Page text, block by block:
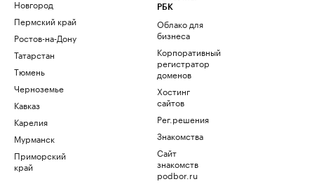
Новгород
Пермский край
Ростов-на-Дону
Татарстан
Тюмень
Черноземье
Кавказ
Карелия
Мурманск
Приморский
край
РБК
Облако для
бизнеса
Корпоративный
регистратор
доменов
Хостинг
сайтов
Рег.решения
Знакомства
Сайт
знакомств
podbor.ru